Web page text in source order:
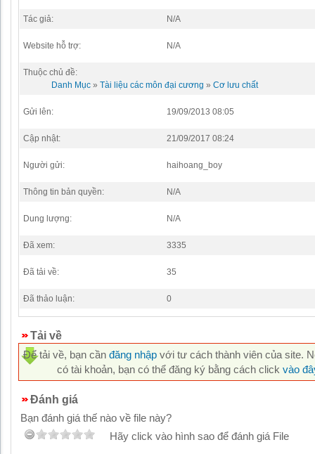
Tác giả: N/A
Website hỗ trợ: N/A
Thuộc chủ đề:
Danh Mục » Tài liệu các môn đại cương » Cơ lưu chất
Gửi lên: 19/09/2013 08:05
Cập nhật: 21/09/2017 08:24
Người gửi: haihoang_boy
Thông tin bản quyền: N/A
Dung lượng: N/A
Đã xem: 3335
Đã tải về: 35
Đã thảo luận: 0
Tải về
Để tải về, bạn cần đăng nhập với tư cách thành viên của site.
có tài khoản, bạn có thể đăng ký bằng cách click vào
Đánh giá
Bạn đánh giá thế nào về file này?
Hãy click vào hình sao để đánh giá File